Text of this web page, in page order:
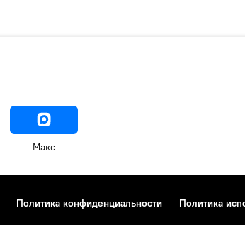
Макс
Политика конфиденциальности Политика